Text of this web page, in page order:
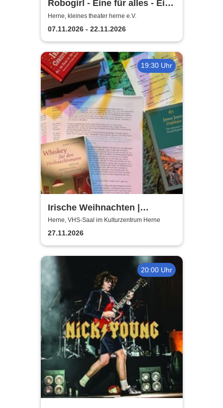
Robogirl - Eine für alles - Eine
Komödie aus der nahen
Zukunft
Herne, kleines theater herne e.V.
07.11.2026 - 22.11.2026
19:30 Uhr
Irische Weihnachten |
Musikalische Lesung mit
Mareike Graepel & Chris
Donovan
Herne, VHS-Saal im Kulturzentrum Herne
27.11.2026
20:00 Uhr